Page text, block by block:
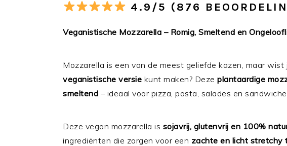
4.9/5 (876
Veganistische Mozzarella – Romig, Smeltend en
Mozzarella is een van de meest geliefde kazen, maar wist
veganistische versie kunt maken? Deze plantaardige
smeltend – ideaal voor pizza, pasta, salades en
Deze vegan mozzarella is sojavrij, glutenvrij en 100%
ingrediënten die zorgen voor een zachte en licht stretchy